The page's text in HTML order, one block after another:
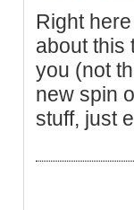
Right
about this
you (not
new spin
stuff, just